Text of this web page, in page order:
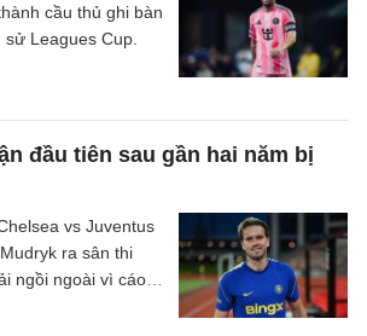
cầu thủ ghi bàn
Leagues Cup.
đầu tiên sau gần hai năm bị
vs Juventus
ra sân thi
ngồi ngoài vì cáo